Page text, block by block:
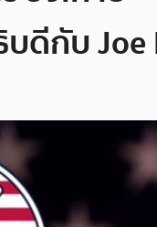
บดีกับ